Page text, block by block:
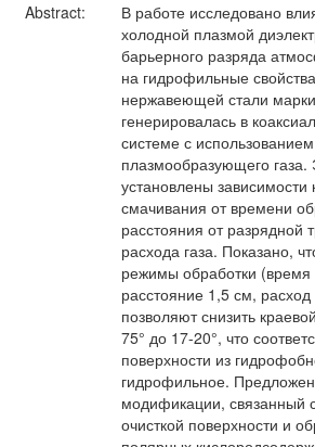
Abstract:
В работе исследовано
холодной плазмой
барьерного разряда
на гидрофильные
нержавеющей стали
генерировалась в
системе с
плазмообразующего
установлены зависимости
смачивания от времени
расстояния от разрядной
расхода газа. Показано,
режимы обработки (время
расстояние 1,5 см,
позволяют снизить
75° до 17-20°, что
поверхности из
гидрофильное.
модификации, связанный
очисткой поверхности и